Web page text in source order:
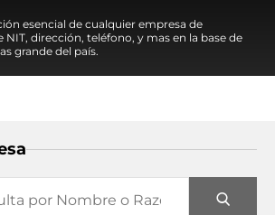
esencial de cualquier empresa de
dirección, teléfono, y mas en la base de
grande del país.